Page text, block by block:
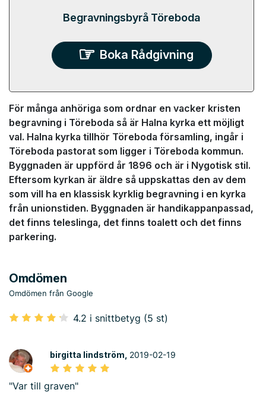
Begravningsbyrå Töreboda
Boka Rådgivning
För många anhöriga som ordnar en vacker kristen
begravning i Töreboda så är Halna kyrka ett möjligt
val. Halna kyrka tillhör Töreboda församling, ingår i
Töreboda pastorat som ligger i Töreboda kommun.
Byggnaden är uppförd år 1896 och är i Nygotisk stil.
Eftersom kyrkan är äldre så uppskattas den av dem
som vill ha en klassisk kyrklig begravning i en kyrka
från unionstiden. Byggnaden är handikappanpassad,
det finns teleslinga, det finns toalett och det finns
parkering.
Omdömen
Omdömen från Google
4.2 i snittbetyg (5 st)
birgitta lindström, 2019-02-19
"Var till graven"